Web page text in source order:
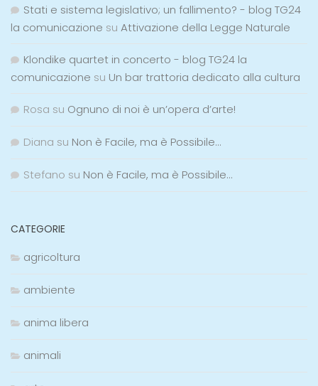
Stati e sistema legislativo; un fallimento? - blog TG24
la comunicazione su Attivazione della Legge Naturale
Klondike quartet in concerto - blog TG24 la
comunicazione su Un bar trattoria dedicato alla cultura
Rosa su Ognuno di noi è un’opera d’arte!
Diana su Non è Facile, ma è Possibile…
Stefano su Non è Facile, ma è Possibile…
CATEGORIE
agricoltura
ambiente
anima libera
animali